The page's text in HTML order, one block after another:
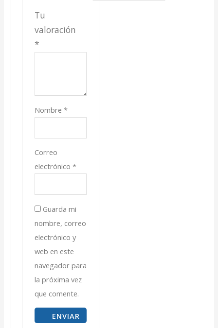
Tu
valoración
*
Nombre *
Correo
electrónico *
Guarda mi
nombre, correo
electrónico y
web en este
navegador para
la próxima vez
que comente.